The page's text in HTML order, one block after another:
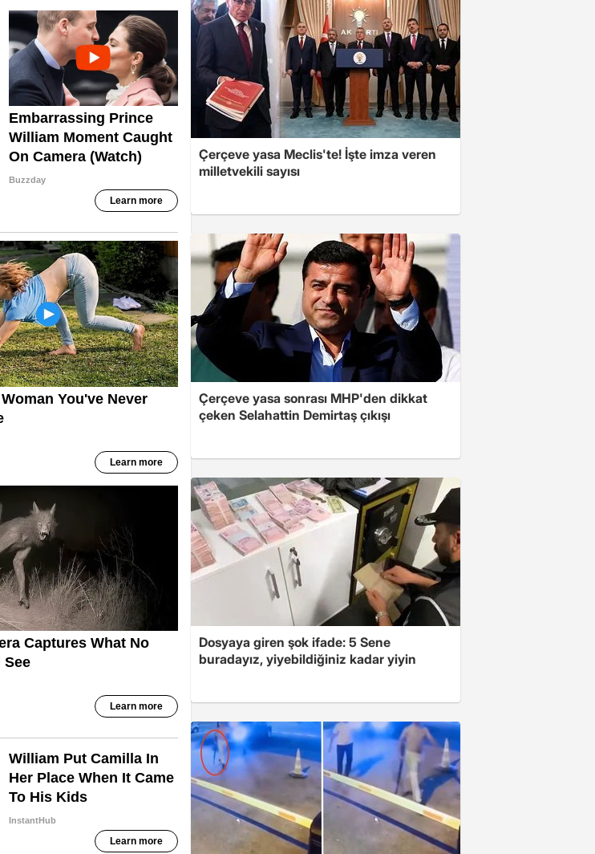
Çerçeve yasa Meclis'te! İşte imza veren
milletvekili sayısı
Çerçeve yasa sonrası MHP'den dikkat
çeken Selahattin Demirtaş çıkışı
Dosyaya giren şok ifade: 5 Sene
buradayız, yiyebildiğiniz kadar yiyin